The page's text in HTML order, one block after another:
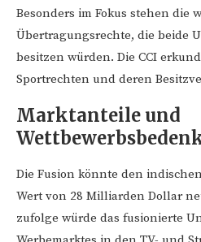
Besonders im Fokus stehen die
Übertragungsrechte, die beide
besitzen würden. Die CCI
Sportrechten und deren
Marktanteile und
Die Fusion könnte den
Wert von 28 Milliarden Dollar
zufolge würde das fusionierte